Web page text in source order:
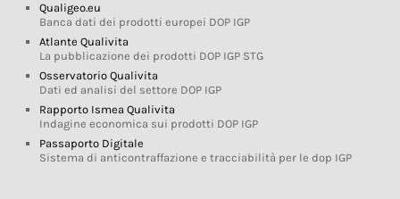
Qualigeo.eu
Banca dati dei prodotti europei DOP IGP
Atlante Qualivita
La pubblicazione dei prodotti DOP IGP STG
Osservatorio Qualivita
Dati ed analisi del settore DOP IGP
Rapporto Ismea Qualivita
Indagine economica sui prodotti DOP IGP
Passaporto Digitale
Sistema di anticontraffazione e tracciabilità per le dop IGP